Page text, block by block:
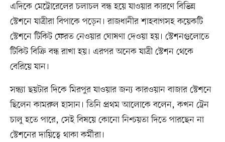
এদিকে মেট্রোরেলের চলাচল বন্ধ হয়ে যাওয়ার কারণে বিভিন্ন
স্টেশনে যাত্রীরা বিপাকে পড়েন। রাজধানীর শাহবাগসহ কয়েকটি
স্টেশনে টিকিট ফেরত নেওয়ার ঘোষণা দেওয়া হয়। স্টেশনগুলোতে
টিকিট বিক্রি বন্ধ রাখা হয়। এরপর অনেক যাত্রী স্টেশন থেকে
বেরিয়ে যান।
সন্ধ্যা ছয়টার দিকে মিরপুর যাওয়ার জন্য কারওয়ান বাজার স্টেশনে
ছিলেন কামরুল হাসান। তিনি প্রথম আলোকে বলেন, কখন ট্রেন
চালু হতে পারে, সেই বিষয়ে কোনো নিশ্চয়তা দিতে পারছেন না
স্টেশনের দায়িত্বে থাকা কর্মীরা।